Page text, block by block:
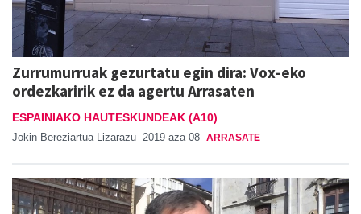
Zurrumurruak gezurtatu egin dira: Vox-eko
ordezkaririk ez da agertu Arrasaten
ESPAINIAKO HAUTESKUNDEAK (A10)
Jokin Bereziartua Lizarazu 2019 aza 08 ARRASATE